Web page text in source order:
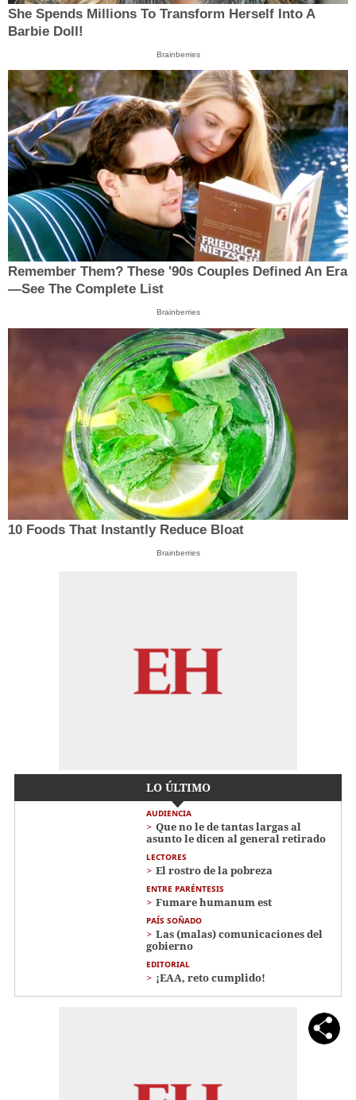
She Spends Millions To Transform Herself Into A
Barbie Doll!
Brainberries
Remember Them? These '90s Couples Defined An Era
—See The Complete List
Brainberries
10 Foods That Instantly Reduce Bloat
Brainberries
LO ÚLTIMO
AUDIENCIA
Que no le de tantas largas al
asunto le dicen al general retirado
LECTORES
El rostro de la pobreza
ENTRE PARÉNTESIS
Fumare humanum est
PAÍS SOÑADO
Las (malas) comunicaciones del
gobierno
EDITORIAL
¡EAA, reto cumplido!